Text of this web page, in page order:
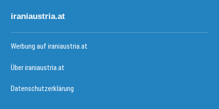
iraniaustria.at
Werbung auf iraniaustria.at
Über iraniaustria.at
Datenschutzerklärung